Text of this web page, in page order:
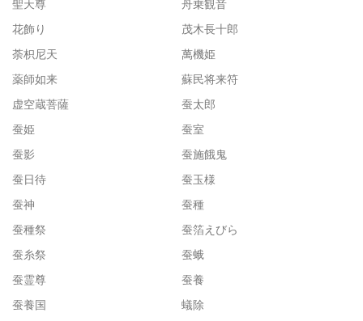
聖天尊
舟乗観音
花飾り
茂木長十郎
荼枳尼天
萬機姫
薬師如来
蘇民将来符
虚空蔵菩薩
蚕太郎
蚕姫
蚕室
蚕影
蚕施餓鬼
蚕日待
蚕玉様
蚕神
蚕種
蚕種祭
蚕箔えびら
蚕糸祭
蚕蛾
蚕霊尊
蚕養
蚕養国
蟻除